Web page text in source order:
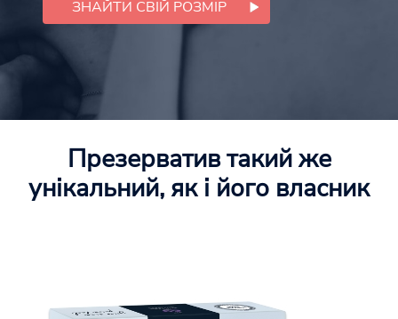
ЗНАЙТИ СВІЙ РОЗМІР
Презерватив такий же
унікальний, як і його власник